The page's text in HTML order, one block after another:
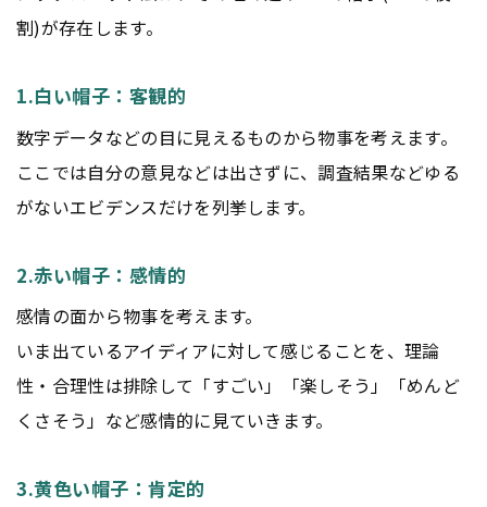
割)が存在します。
1.白い帽子：客観的
数字データなどの目に見えるものから物事を考えます。
ここでは自分の意見などは出さずに、調査結果などゆる
がないエビデンスだけを列挙します。
2.赤い帽子：感情的
感情の面から物事を考えます。
いま出ているアイディアに対して感じることを、理論
性・合理性は排除して「すごい」「楽しそう」「めんど
くさそう」など感情的に見ていきます。
3.黄色い帽子：肯定的